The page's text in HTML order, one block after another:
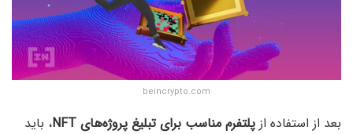
beincrypto.com
بعد از استفاده از پلتفرم مناسب برای تبلیغ پروژه‌های NFT
، باید